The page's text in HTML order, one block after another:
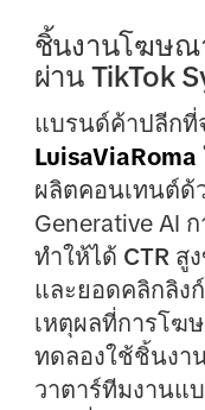
ชิ้นงานโฆษณ
ผ่าน TikTok
แบรนด์ค้าปลีกที่
LuisaViaRoma
ผลิตคอนเทนต์ด้
Generative AI
ทำให้ได้ CTR สู
และยอดคลิกลิง
เหตุผลที่การโฆ
ทดลองใช้ชิ้นงา
วาตาร์ทีมงานแ